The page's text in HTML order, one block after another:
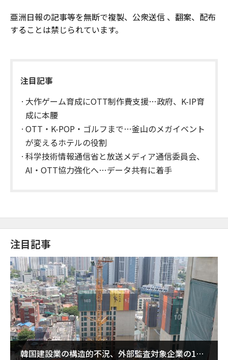
亜洲日報の記事等を無断で複製、公衆送信 、翻案、配布
することは禁じられています。
注目記事
大作ゲーム育成にOTT制作費支援…政府、K-IP育
成に本腰
OTT・K-POP・ゴルフまで…釜山のメガイベント
が変えるホテルの役割
科学技術情報通信省と放送メディア通信委員会、
AI・OTT協力強化へ…データ共有に着手
注目記事
韓国建設業の構造的不況、外部監査対象企業の1割